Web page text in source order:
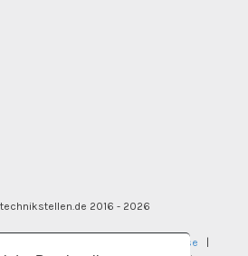
2016 - 2026
undervisningsjobb.se |